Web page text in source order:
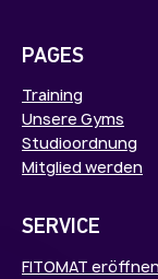
PAGES
Training
Unsere Gyms
Studioordnung
Mitglied werden
SERVICE
FITOMAT eröffnen